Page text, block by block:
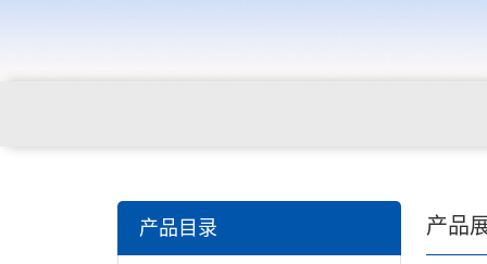
纺织，服装面料，拉链，医用纺织品，
电缆，包装材料，箱包等行业
产品目录 产品